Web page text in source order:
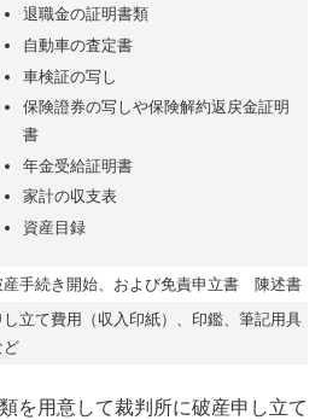
退職金の証明書類
自動車の査定書
車検証の写し
保険證券の写しや保険解約返戻金証明
書
年金受給証明書
家計の収支表
資産目録
産手続き開始、および免責申立書 陳述書
し立て費用（収入印紙）、印鑑、筆記用具
ど
を用意して裁判所に破産申し立て